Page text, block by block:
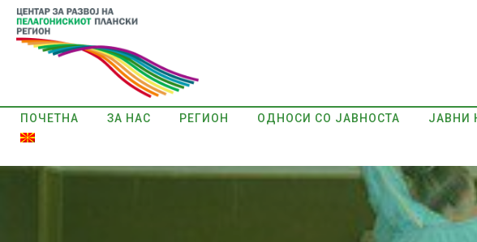
ПОЧЕТНА ЗА НАС РЕГИОН ОДНОСИ СО ЈАВНОСТА ЈАВНИ